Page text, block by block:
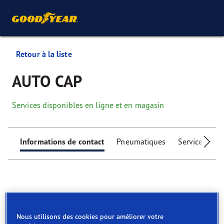
Retour à la liste
AUTO CAP
Services disponibles en ligne et en magasin
Informations de contact Pneumatiques Services
Find your tyres
Nous utilisons des cookies pour améliorer votre